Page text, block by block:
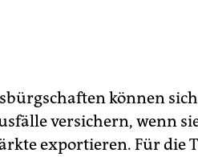
können
versichern, wenn
exportieren. Für die